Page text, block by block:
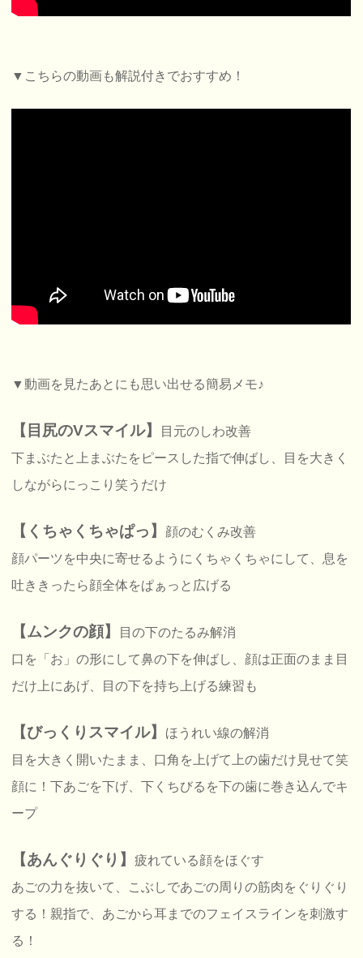
▼こちらの動画も解説付きでおすすめ！
▼動画を見たあとにも思い出せる簡易メモ♪
【目尻のVスマイル】
目元のしわ改善
下まぶたと上まぶたをピースした指で伸ばし、目を大きく
しながらにっこり笑うだけ
【くちゃくちゃぱっ】
顔のむくみ改善
顔パーツを中央に寄せるようにくちゃくちゃにして、息を
吐ききったら顔全体をぱぁっと広げる
【ムンクの顔】
目の下のたるみ解消
口を「お」の形にして鼻の下を伸ばし、顔は正面のまま目
だけ上にあげ、目の下を持ち上げる練習も
【びっくりスマイル】
ほうれい線の解消
目を大きく開いたまま、口角を上げて上の歯だけ見せて笑
顔に！下あごを下げ、下くちびるを下の歯に巻き込んでキ
ープ
【あんぐりぐり】疲れている顔をほぐす
あごの力を抜いて、こぶしであごの周りの筋肉をぐりぐり
する！親指で、あごから耳までのフェイスラインを刺激す
る！